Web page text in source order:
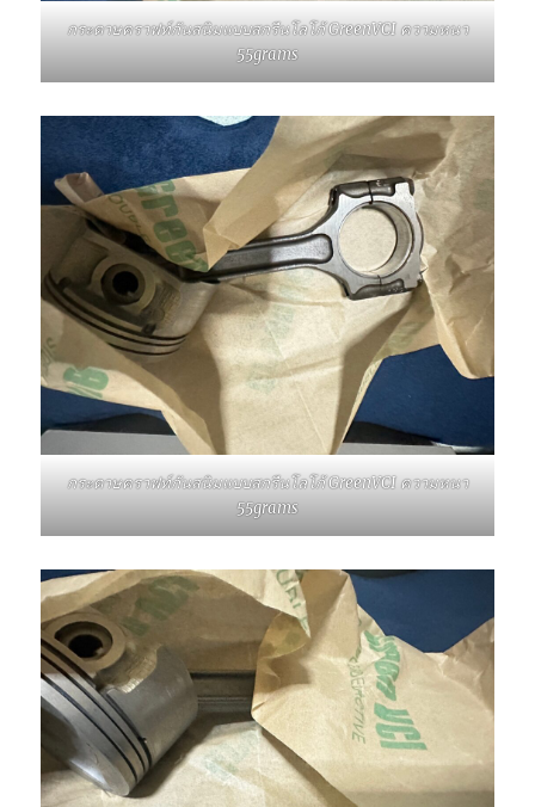
กระดาษคราฟท์กันสนิมแบบสกรีนโลโก้ GreenVCI ความหนา
55grams
กระดาษคราฟท์กันสนิมแบบสกรีนโลโก้ GreenVCI ความหนา
55grams